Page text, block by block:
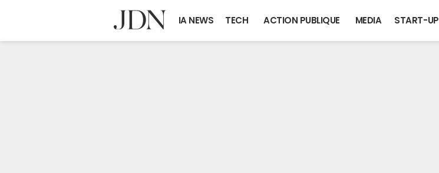
IA NEWS TECH ACTION PUBLIQUE MEDIA START-UP